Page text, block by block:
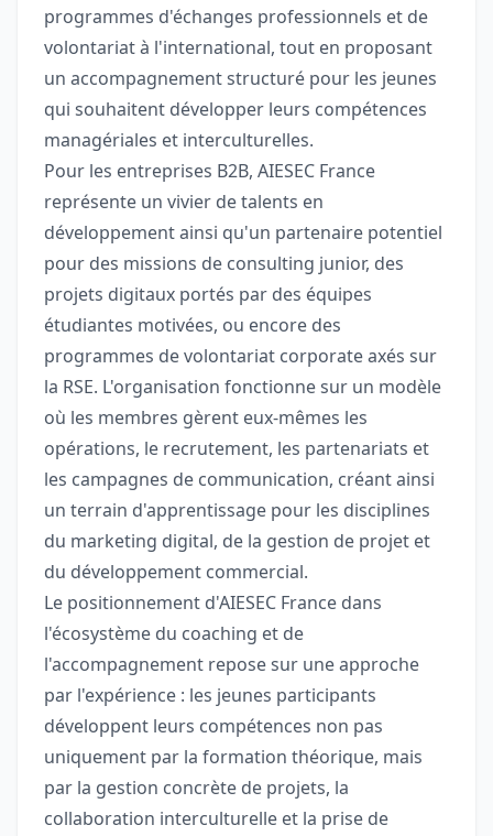
programmes d'échanges professionnels et de
volontariat à l'international, tout en proposant
un accompagnement structuré pour les jeunes
qui souhaitent développer leurs compétences
managériales et interculturelles.
Pour les entreprises B2B, AIESEC France
représente un vivier de talents en
développement ainsi qu'un partenaire potentiel
pour des missions de consulting junior, des
projets digitaux portés par des équipes
étudiantes motivées, ou encore des
programmes de volontariat corporate axés sur
la RSE. L'organisation fonctionne sur un modèle
où les membres gèrent eux-mêmes les
opérations, le recrutement, les partenariats et
les campagnes de communication, créant ainsi
un terrain d'apprentissage pour les disciplines
du marketing digital, de la gestion de projet et
du développement commercial.
Le positionnement d'AIESEC France dans
l'écosystème du coaching et de
l'accompagnement repose sur une approche
par l'expérience : les jeunes participants
développent leurs compétences non pas
uniquement par la formation théorique, mais
par la gestion concrète de projets, la
collaboration interculturelle et la prise de